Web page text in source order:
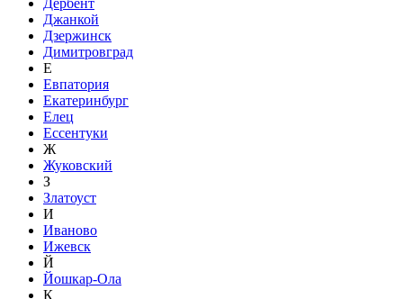
Дербент
Джанкой
Дзержинск
Димитровград
Е
Евпатория
Екатеринбург
Елец
Ессентуки
Ж
Жуковский
З
Златоуст
И
Иваново
Ижевск
Й
Йошкар-Ола
К